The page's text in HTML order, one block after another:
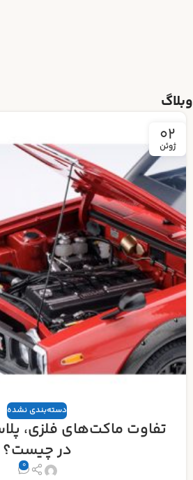
وبلاگ
02
ژوئن
دسته‌بندی نشده
تفاوت ماکت‌های فلزی،
در چیست؟
0